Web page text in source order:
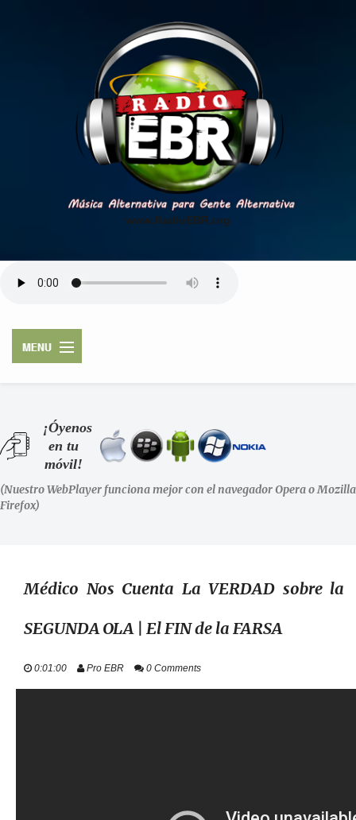
www.RadioEBR.org
SHOWS
LA RADIO
STAFF
EVENTOS
+ INFO
¡Óyenos
en tu
móvil!
(Nuestro WebPlayer funciona mejor con el navegador Opera o Mozilla
Firefox)
Médico Nos Cuenta La VERDAD sobre la
SEGUNDA OLA | El FIN de la FARSA
0:01:00 Pro EBR 0 Comments